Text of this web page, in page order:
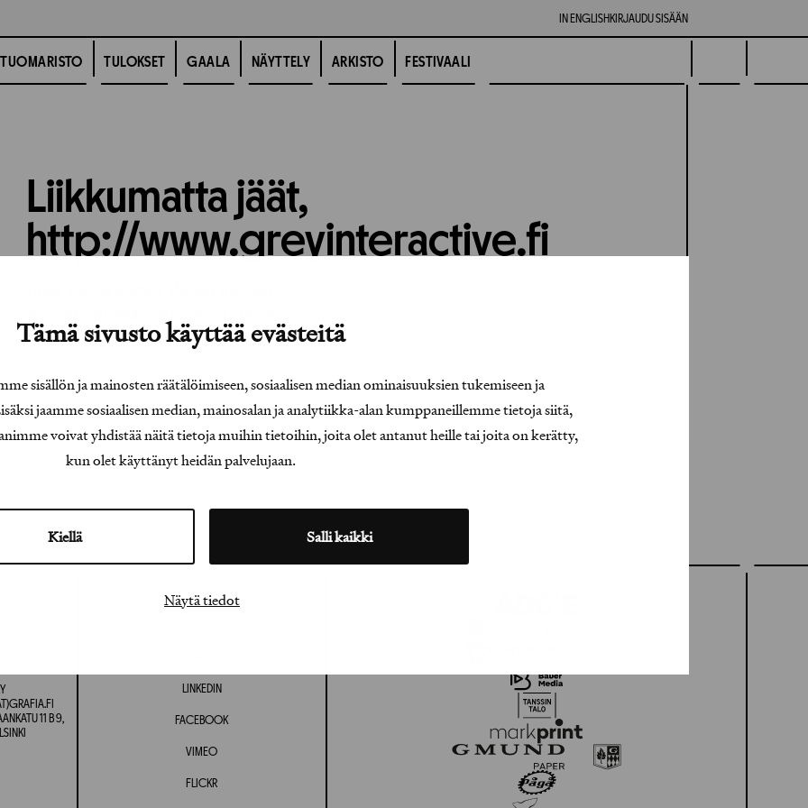
Tämä sivusto käyttää evästeitä
sisällön ja mainosten räätälöimiseen, sosiaalisen median ominaisuuksien tukemiseen ja
jaamme sosiaalisen median, mainosalan ja analytiikka-alan kumppaneillemme tietoja siitä,
voivat yhdistää näitä tietoja muihin tietoihin, joita olet antanut heille tai joita on kerätty,
kun olet käyttänyt heidän palvelujaan.
Kiellä Salli kaikki
Näytä tiedot
IN ENGLISH KIRJAUDU SISÄÄN
TUOMARISTO TULOKSET GAALA NÄYTTELY ARKISTO FESTIVAALI
Liikkumatta jäät,
http://www.greyinteractive.fi
11 B 9,
LINKEDIN
FACEBOOK
VIMEO
FLICKR